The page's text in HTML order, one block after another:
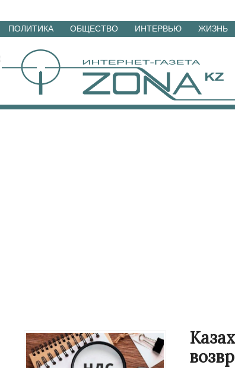
Перейти
материалам
ПОЛИТИКА ОБЩЕСТВО ИНТЕРВЬЮ ЖИЗНЬ